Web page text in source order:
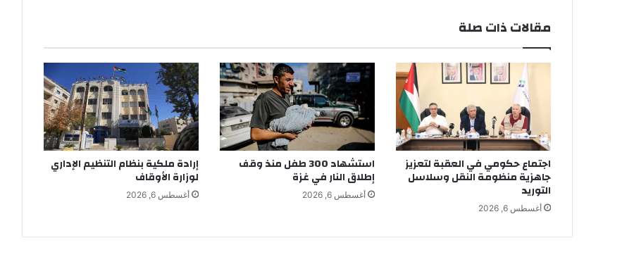
مقالات ذات صلة
اجتماع حكومي في العقبة لتعزيز
جاهزية منظومة النقل وسلاسل
التوريد
أغسطس 6, 2026
استشهاد 300 طفل منذ وقف
إطلاق النار في غزة
أغسطس 6, 2026
إرادة ملكية بنظام التنظيم الإداري
لوزارة الأوقاف
أغسطس 6, 2026